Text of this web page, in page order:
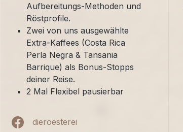
Aufbereitungs-Methoden und
Röstprofile.
Zwei von uns ausgewählte
Extra-Kaffees (Costa Rica
Perla Negra & Tansania
Barrique) als Bonus-Stopps
deiner Reise.
2 Mal Flexibel pausierbar
dieroesterei